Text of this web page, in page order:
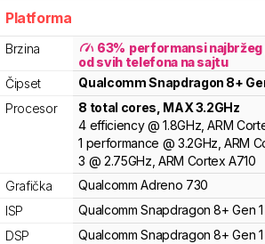
Platforma
Brzina 63% performansi
od svih telefona na sajtu
Čipset
QualcommSnapdragon 8+
Procesor
8 total cores , MAX3.2GHz
4 efficiency @ 1.8GHz,ARM
1 performance @ 3.2GHz,ARM
3 @ 2.75GHz, ARM Cortex A710
Grafička
Qualcomm Adreno 730
ISP
Qualcomm Snapdragon 8+ Gen 1
DSP
Qualcomm Snapdragon 8+ Gen 1